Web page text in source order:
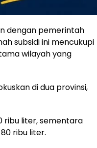
dengan pemerintah
subsidi ini mencukupi
wilayah yang
di dua provinsi,
ribu liter, sementara
ribu liter.